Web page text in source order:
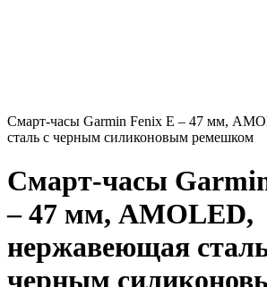
Смарт-часы Garmin Fenix E – 47 мм,
сталь с черным силиконовым ремешком
Смарт-часы
– 47 мм, AMOLED,
нержавеющая
черным